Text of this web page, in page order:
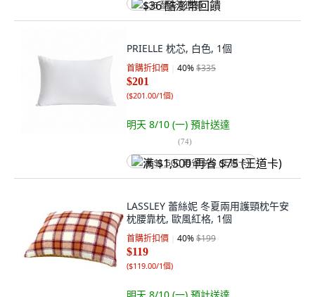
$36 酷澎幣回饋
PRIELLE 枕芯, 白色, 1個
首購折扣價 40%$335
$201
($201.00/1個)
明天 8/10 (一) 預計送達
(74)
满 $1,500 再省 $75 (王道卡)
LASSLEY 蕾絲妮 冬夏兩用護頸枕午安
枕腰靠枕, 歐風紅格, 1個
首購折扣價 40%$199
$119
($119.00/1個)